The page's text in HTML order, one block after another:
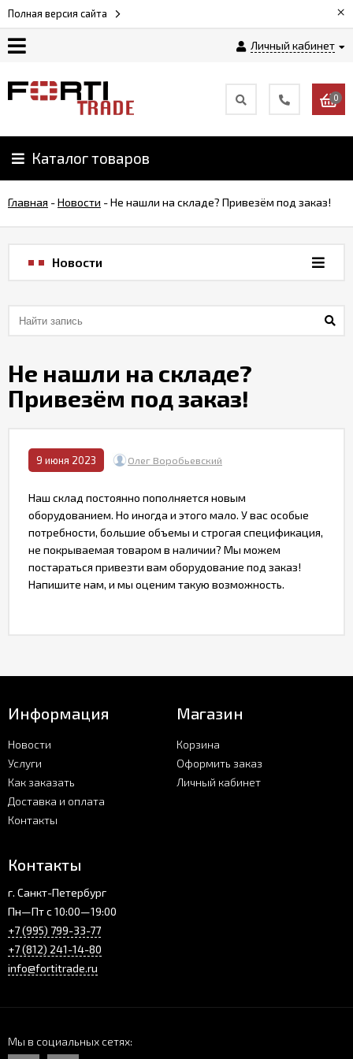
Полная версия сайта ×
Личный кабинет
0
Каталог товаров
Главная -Новости -Не нашли на складе? Привезём под заказ!
Не нашли на складе?
Привезём под заказ!
9 июня 2023 Олег Воробьевский
Наш склад постоянно пополняется новым
оборудованием. Но иногда и этого мало. У вас особые
потребности, большие объемы и строгая спецификация,
не покрываемая товаром в наличии? Мы можем
постараться привезти вам оборудование под заказ!
Напишите нам, и мы оценим такую возможность.
Новости
Информация
Новости
Услуги
Как заказать
Доставка и оплата
Контакты
Магазин
Корзина
Оформить заказ
Личный кабинет
Контакты
г. Санкт-Петербург
Пн—Пт с 10:00—19:00
+7 (995) 799-33-77
+7 (812) 241-14-80
info@fortitrade.ru
Мы в социальных сетях